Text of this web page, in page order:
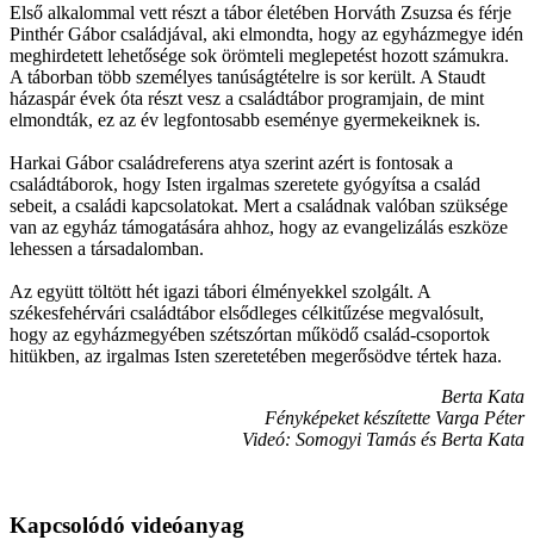
Első alkalommal vett részt a tábor életében Horváth Zsuzsa és férje
Pinthér Gábor családjával, aki elmondta, hogy az egyházmegye idén
meghirdetett lehetősége sok örömteli meglepetést hozott számukra.
A táborban több személyes tanúságtételre is sor került. A Staudt
házaspár évek óta részt vesz a családtábor programjain, de mint
elmondták, ez az év legfontosabb eseménye gyermekeiknek is.
Harkai Gábor családreferens atya szerint azért is fontosak a
családtáborok, hogy Isten irgalmas szeretete gyógyítsa a család
sebeit, a családi kapcsolatokat. Mert a családnak valóban szüksége
van az egyház támogatására ahhoz, hogy az evangelizálás eszköze
lehessen a társadalomban.
Az együtt töltött hét igazi tábori élményekkel szolgált. A
székesfehérvári családtábor elsődleges célkitűzése megvalósult,
hogy az egyházmegyében szétszórtan működő család-csoportok
hitükben, az irgalmas Isten szeretetében megerősödve tértek haza.
Berta Kata
Fényképeket készítette Varga Péter
Videó: Somogyi Tamás és Berta Kata
Kapcsolódó videóanyag